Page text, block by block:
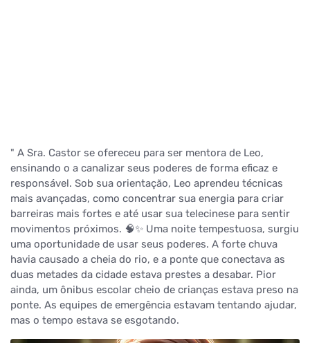
" A Sra. Castor se ofereceu para ser mentora de Leo,
ensinando o a canalizar seus poderes de forma eficaz e
responsável. Sob sua orientação, Leo aprendeu técnicas
mais avançadas, como concentrar sua energia para criar
barreiras mais fortes e até usar sua telecinese para sentir
movimentos próximos. 🧠✨ Uma noite tempestuosa, surgiu
uma oportunidade de usar seus poderes. A forte chuva
havia causado a cheia do rio, e a ponte que conectava as
duas metades da cidade estava prestes a desabar. Pior
ainda, um ônibus escolar cheio de crianças estava preso na
ponte. As equipes de emergência estavam tentando ajudar,
mas o tempo estava se esgotando.